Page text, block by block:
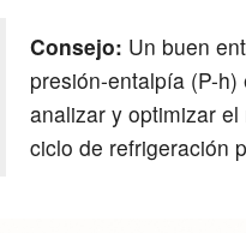
Consejo: Un buen
presión-entalpía (P-
analizar y optimizar
ciclo de refrigeración